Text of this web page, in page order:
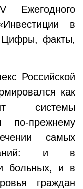
Ежегодного
в
Цифры, факты,
Российской
как
системы
по-прежнему
самых
и в
больных, и в
граждан